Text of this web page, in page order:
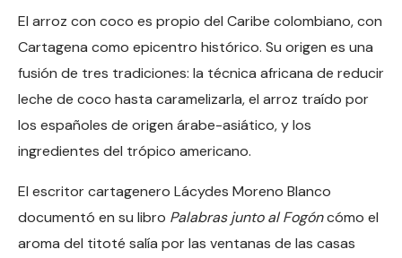
El arroz con coco es propio del Caribe colombiano, con
Cartagena como epicentro histórico. Su origen es una
fusión de tres tradiciones: la técnica africana de reducir
leche de coco hasta caramelizarla, el arroz traído por
los españoles de origen árabe-asiático, y los
ingredientes del trópico americano.
El escritor cartagenero Lácydes Moreno Blanco
documentó en su libro Palabras junto al Fogóncómo el
aroma del titoté salía por las ventanas de las casas